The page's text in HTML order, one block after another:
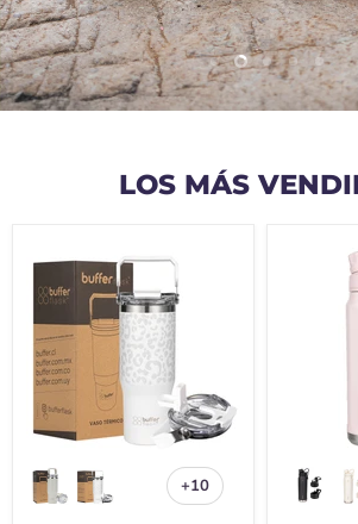
Diapositiva
1
Diapositiva
2
Diapositiva
3
5
Diapositiva
LOS MÁS
Vaso
Térmico
Cuzco
900ml
Acero
Inox
Agua
Fría
Caliente
Alternar
muestras
+10